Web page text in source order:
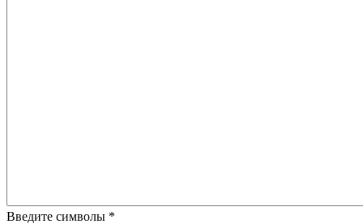
Введите символы *